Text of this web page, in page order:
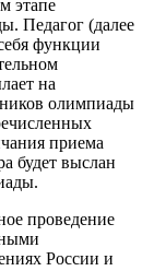
этапе
Педагог (далее
функции
на
олимпиады
приема
будет выслан
проведение